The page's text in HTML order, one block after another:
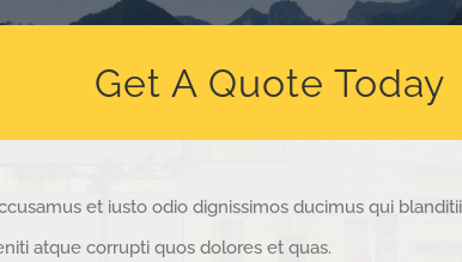
Get A Quote Today
et iusto odio dignissimos ducimus qui
atque corrupti quos dolores et quas.